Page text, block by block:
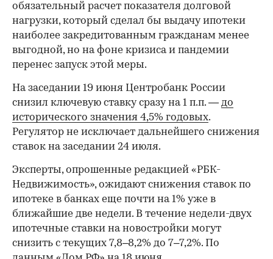
обязательный расчет показателя долговой
нагрузки, который сделал бы выдачу ипотеки
наиболее закредитованным гражданам менее
выгодной, но на фоне кризиса и пандемии
перенес запуск этой меры.
На заседании 19 июня Центробанк России
снизил ключевую ставку сразу на 1 п.п. — до
исторического значения 4,5% годовых.
Регулятор не исключает дальнейшего снижения
ставок на заседании 24 июля.
Эксперты, опрошенные редакцией «РБК-
Недвижимость», ожидают снижения ставок по
ипотеке в банках еще почти на 1% уже в
ближайшие две недели. В течение недели-двух
ипотечные ставки на новостройки могут
снизить с текущих 7,8–8,2% до 7–7,2%. По